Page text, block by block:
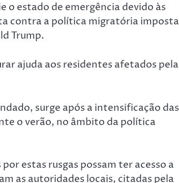
o estado de emergência devido às
contra a política migratória imposta
Trump.
ajuda aos residentes afetados pela
surge após a intensificação das
o verão, no âmbito da política
estas rusgas possam ter acesso a
as autoridades locais, citadas pela